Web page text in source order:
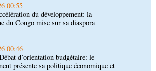
00:46
d’orientation budgétaire: le
présente sa politique économique et
00:37
et développement local :
unies réitèrent leur soutien au Congo